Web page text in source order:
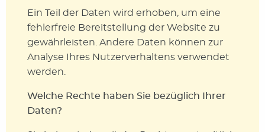
Ein Teil der Daten wird erhoben, um eine
fehlerfreie Bereitstellung der Website zu
gewährleisten. Andere Daten können zur
Analyse Ihres Nutzerverhaltens verwendet
werden.
Welche Rechte haben Sie bezüglich Ihrer
Daten?